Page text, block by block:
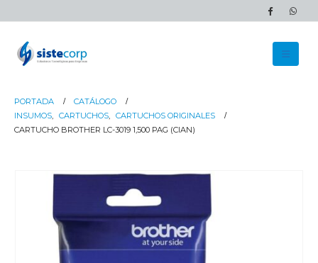
PORTADA
CATÁLOGO
INSUMOS, CARTUCHOS, CARTUCHOS ORIGINALES
CARTUCHO BROTHER LC-3019 1,500 PAG (CIAN)